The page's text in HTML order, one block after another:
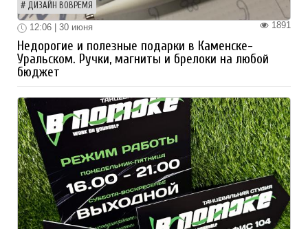
ДИЗАЙН ВОВРЕМЯ
1891
12:06 | 30 июня
Недорогие и полезные подарки в Каменске-
Уральском. Ручки, магниты и брелоки на любой
бюджет